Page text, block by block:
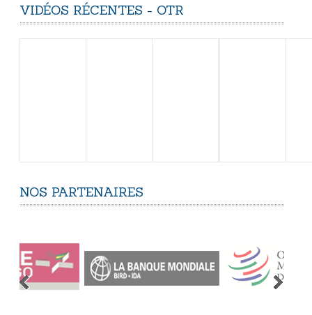
VIDÉOS RÉCENTES - OTR
NOS PARTENAIRES